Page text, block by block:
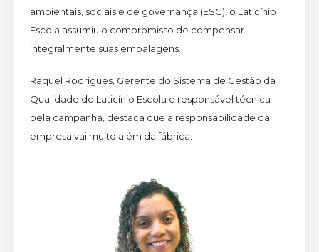
ambientais, sociais e de governança (ESG), o Laticínio
Escola assumiu o compromisso de compensar
integralmente suas embalagens.
Raquel Rodrigues, Gerente do Sistema de Gestão da
Qualidade do Laticínio Escola e responsável técnica
pela campanha, destaca que a responsabilidade da
empresa vai muito além da fábrica.